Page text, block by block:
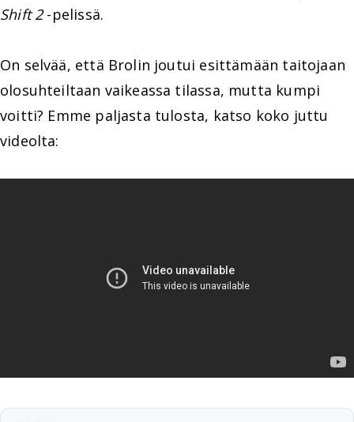
Shift 2-pelissä.
On selvää, että Brolin joutui esittämään taitojaan
olosuhteiltaan vaikeassa tilassa, mutta kumpi
voitti? Emme paljasta tulosta, katso koko juttu
videolta: